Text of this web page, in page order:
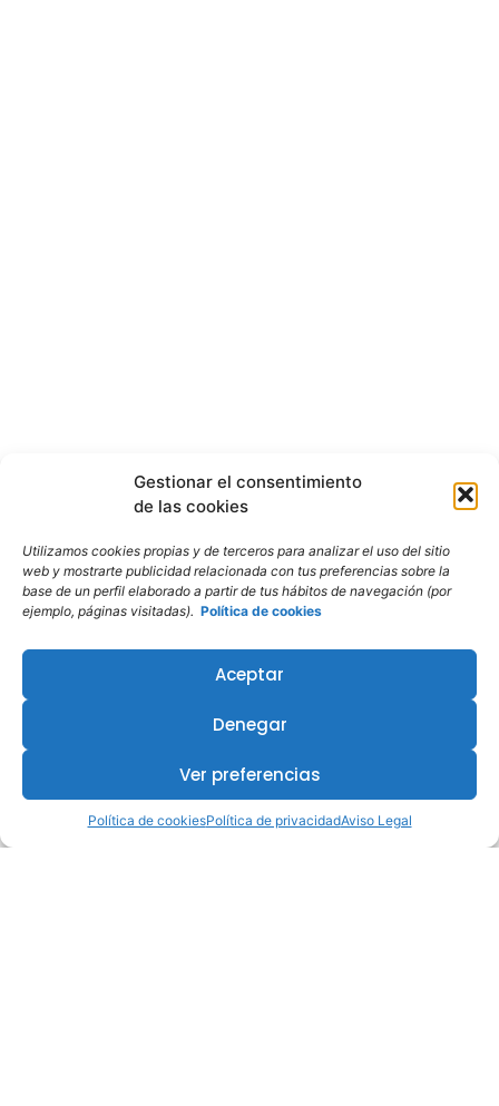
Gestionar el consentimiento
de las cookies
Utilizamos cookies propias y de terceros para analizar el uso del sitio
web y mostrarte publicidad relacionada con tus preferencias sobre la
base de un perfil elaborado a partir de tus hábitos de navegación (por
ejemplo, páginas visitadas). Política de cookies
Aceptar
Denegar
Ver preferencias
Política de cookiesPolítica de privacidadAviso Legal